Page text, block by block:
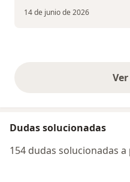
14 de junio de 2026
Dudas solucionadas
154 dudas solucionadas